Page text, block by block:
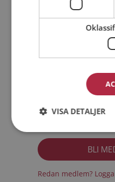
Min ålder:
Jag accepterar
Redan medlem?
VISA DETALJER